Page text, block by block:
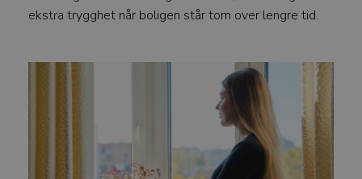
ekstra trygghet når boligen står tom over lengre tid.